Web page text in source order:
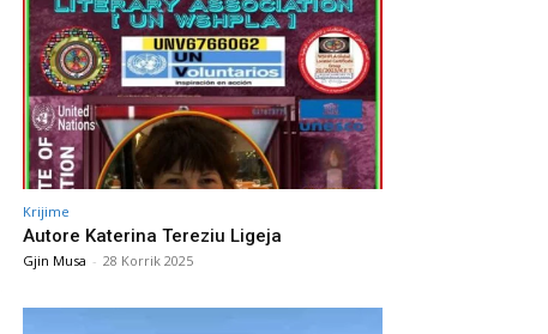
Krijime
Autore Katerina Tereziu Ligeja
Gjin Musa - 28 Korrik 2025